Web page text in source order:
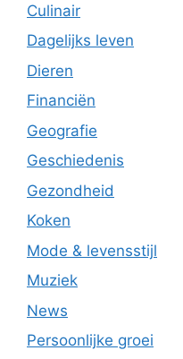
Culinair
Dagelijks leven
Dieren
Financiën
Geografie
Geschiedenis
Gezondheid
Koken
Mode & levensstijl
Muziek
News
Persoonlijke groei